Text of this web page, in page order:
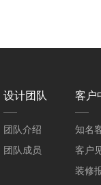
设计团队
团队介绍
团队成员
客户
知名
客户
装修